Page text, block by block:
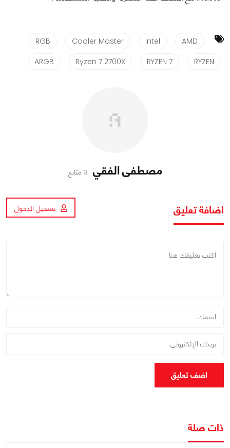
AMD
intel
Cooler Master
RGB
RYZEN
RYZEN 7
Ryzen 7 2700X
ARGB
مصطفى الفقي 3 متابع
اضافة تعليق تسجيل الدخول
اضف تعليق
ذات صلة